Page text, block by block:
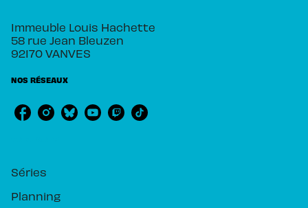
Immeuble Louis Hachette
58 rue Jean Bleuzen
92170 VANVES
NOS RÉSEAUX
Séries
Planning